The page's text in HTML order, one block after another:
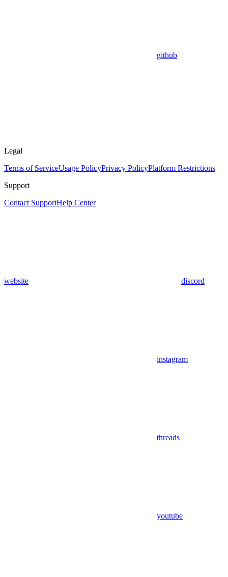
github
Legal
Terms of ServiceUsage PolicyPrivacy PolicyPlatform Restrictions
Support
Contact SupportHelp Center
website discord
instagram
threads
youtube